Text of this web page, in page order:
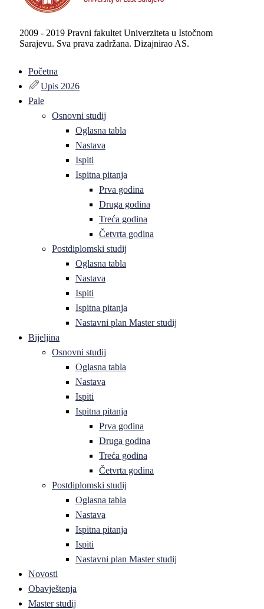
2009 - 2019 Pravni fakultet Univerziteta u Istočnom
Sarajevu. Sva prava zadržana. Dizajnirao AS.
Početna
Upis 2026
Pale
Osnovni studij
Oglasna tabla
Nastava
Ispiti
Ispitna pitanja
Prva godina
Druga godina
Treća godina
Četvrta godina
Postdiplomski studij
Oglasna tabla
Nastava
Ispiti
Ispitna pitanja
Nastavni plan Master studij
Bijeljina
Osnovni studij
Oglasna tabla
Nastava
Ispiti
Ispitna pitanja
Prva godina
Druga godina
Treća godina
Četvrta godina
Postdiplomski studij
Oglasna tabla
Nastava
Ispitna pitanja
Ispiti
Nastavni plan Master studij
Novosti
Obavještenja
Master studij